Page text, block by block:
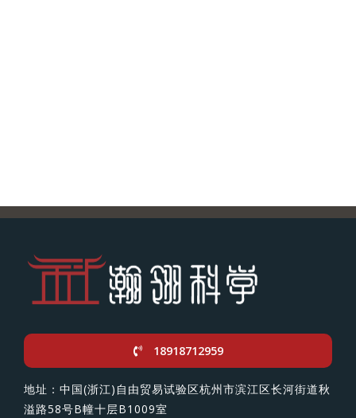
18918712959
地址：中国(浙江)自由贸易试验区杭州市滨江区长河街道秋
溢路58号B幢十层B1009室